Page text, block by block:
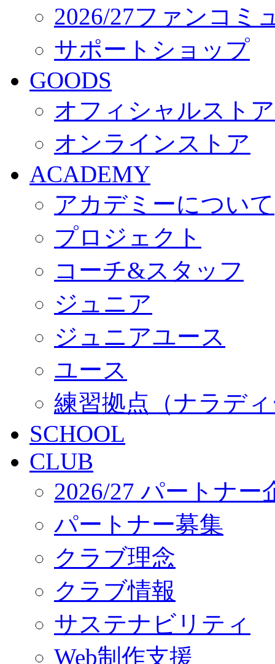
2026/27ファンコミ
サポートショップ
GOODS
オフィシャルスト
オンラインストア
ACADEMY
アカデミーについて
プロジェクト
コーチ&スタッフ
ジュニア
ジュニアユース
ユース
練習拠点（ナラデ
SCHOOL
CLUB
2026/27 パートナー
パートナー募集
クラブ理念
クラブ情報
サステナビリティ
Web制作支援